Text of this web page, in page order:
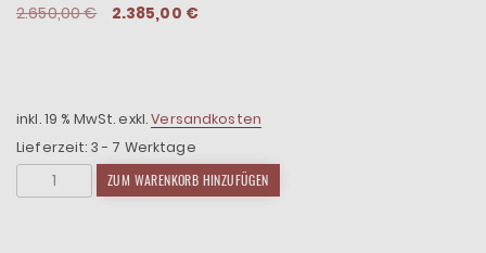
2.650,00€
Ursprünglicher
2.385,00 €Aktueller
inkl. 19 % MwSt. exkl.Versandkosten
Lieferzeit: 3 - 7 Werktage
Felgen
ZUM WARENKORB HINZUFÜGEN